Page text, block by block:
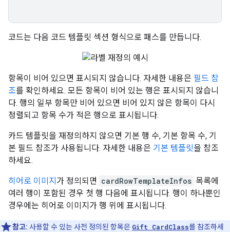
코드는 다음 코드 템플릿 섹션 형식으로 패스를 만듭니다.
항목이 비어 있으면 표시되지 않습니다. 자세한 내용은 필드 참
조를 확인하세요. 모든 항목이 비어 있는 행은 표시되지 않습니
다. 행의 일부 항목만 비어 있으면 비어 있지 않은 항목이 다시
정렬되고 항목 수가 적은 행으로 표시됩니다.
카드 템플릿을 재정의하지 않으면 기본 행 수, 기본 항목 수, 기
본 필드 참조가 사용됩니다. 자세한 내용은 기본 템플릿을 참조
하세요.
히어로 이미지 가 정의되면 cardRowTemplateInfos 목록에
여러 행이 포함된 경우 첫 행 다음에 표시됩니다. 행이 하나뿐인
경우에는 히어로 이미지가 행 위에 표시됩니다.
참고: 사용할 수 있는 사전 정의된 항목은 Gift CardClass를 참조하세